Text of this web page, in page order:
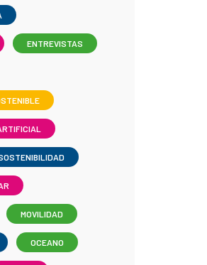
ENTREVISTAS
MOVILIDAD
OCEANO